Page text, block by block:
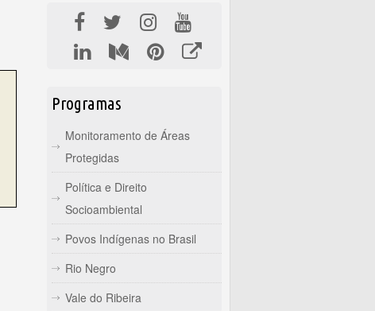
Programas
Monitoramento de Áreas
Protegidas
Política e Direito
Socioambiental
Povos Indígenas no Brasil
Rio Negro
Vale do Ribeira